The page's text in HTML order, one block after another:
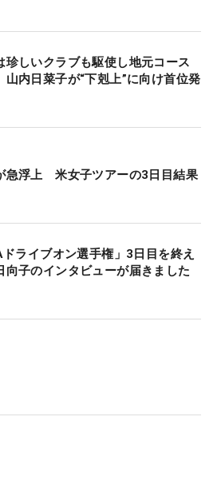
ープレーヤーへの仲間入り
テップで優勝してからなかな
出られず、今年は限られた試
れしい。いろんな方が背中を
年の第1回大会から出場して
26歳が勝利の美酒に酔った。
珍しいクラブも駆使し地元コース
内日菜子が“下剋上”に向け首位発
急浮上 米女子ツアーの3日目結果
ドライブオン選手権」3日目を終え
向子のインタビューが届きました